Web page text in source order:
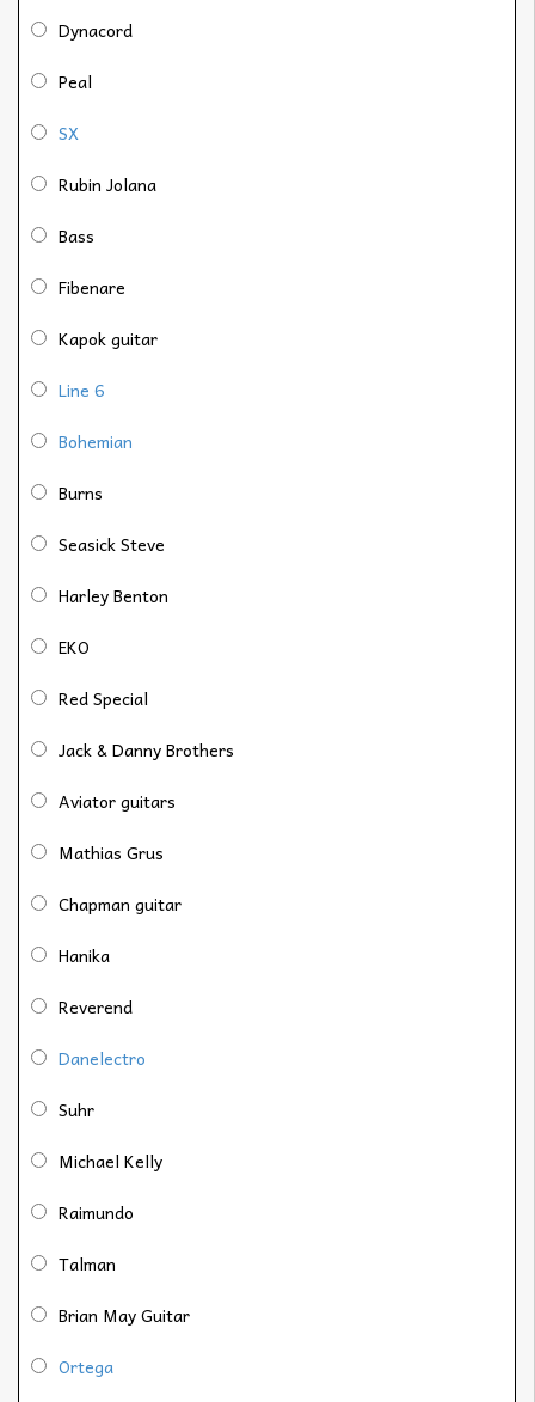
Dynacord
Peal
SX
Rubin Jolana
Bass
Fibenare
Kapok guitar
Line 6
Bohemian
Burns
Seasick Steve
Harley Benton
EKO
Red Special
Jack & Danny Brothers
Aviator guitars
Mathias Grus
Chapman guitar
Hanika
Reverend
Danelectro
Suhr
Michael Kelly
Raimundo
Talman
Brian May Guitar
Ortega